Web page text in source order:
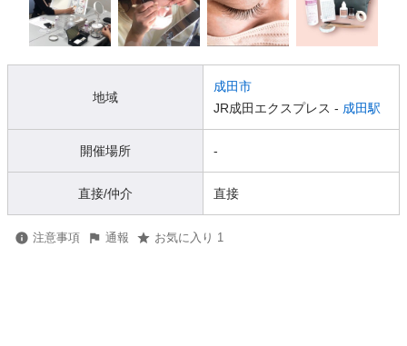
地域
成田市
JR成田エクスプレス - 成田駅
開催場所 -
直接/仲介 直接
注意事項 通報 お気に入り 1